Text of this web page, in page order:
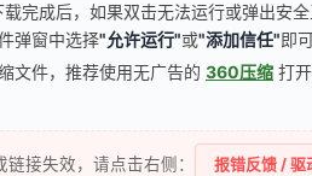
载完成后，如果双击无法运行或弹出安
弹窗中选择"允许运行"或"添加信任"即可
文件，推荐使用无广告的 360压缩 打
接失效，请点击右侧： 报错反馈 / 驱